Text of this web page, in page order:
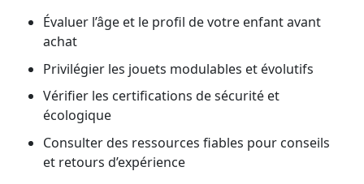
Évaluer l’âge et le profil de votre enfant avant
achat
Privilégier les jouets modulables et évolutifs
Vérifier les certifications de sécurité et
écologique
Consulter des ressources fiables pour conseils
et retours d’expérience